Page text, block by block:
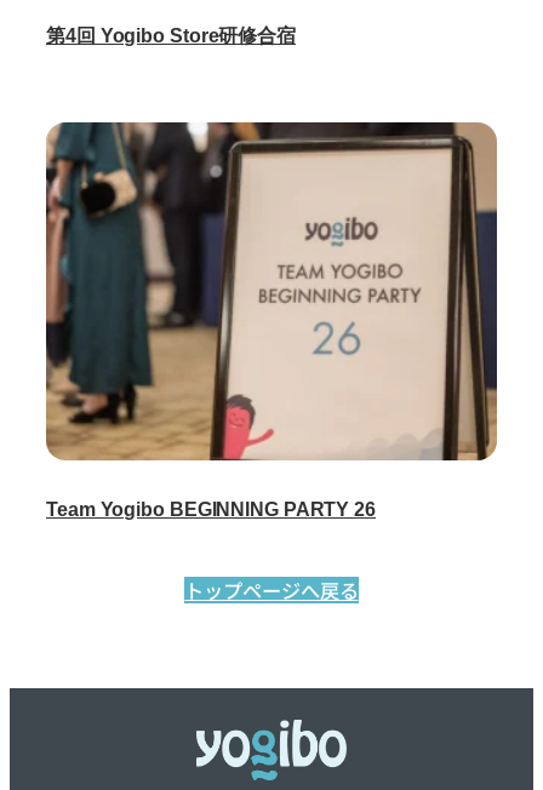
第4回 Yogibo Store研修合宿
Team Yogibo BEGINNING PARTY 26
トップページへ戻る